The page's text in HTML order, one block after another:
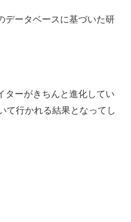
データベースに基づいた研
ターがきちんと進化してい
て行かれる結果となってし